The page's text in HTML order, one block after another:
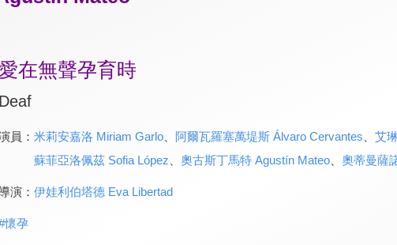
在無聲孕育時
Deaf
員： 米莉安嘉洛 Miriam Garlo、 阿爾瓦羅塞萬堤斯 Álvaro Cervantes 艾
蘇菲亞洛佩茲 Sofia López
奧古斯丁馬特 Agustín Mateo、 奧蒂曼薩
演： 伊娃利伯塔德 Eva Libertad
懷孕